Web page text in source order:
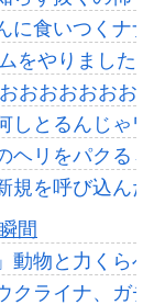
に食いつくナナ
ムをやりまし
おおおおおお
しとるんじゃワ
ヘリをパクる→
規を呼び込んだ
間
動物と力くら
クライナ、ガチ